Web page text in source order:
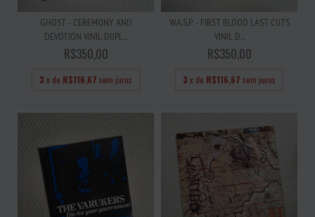
GHOST - CEREMONY AND
DEVOTION VINIL DUPL...
R$350,00
3 x de R$116,67 sem juros
W.A.S.P. - FIRST BLOOD LAST CUTS
VINIL D...
R$350,00
3 x de R$116,67 sem juros